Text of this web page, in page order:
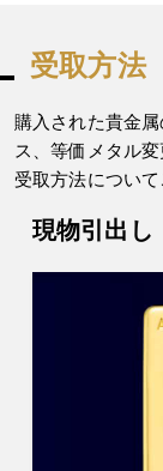
受取方法
購入された貴金
ス、等価メタル
受取方法について
現物引出し